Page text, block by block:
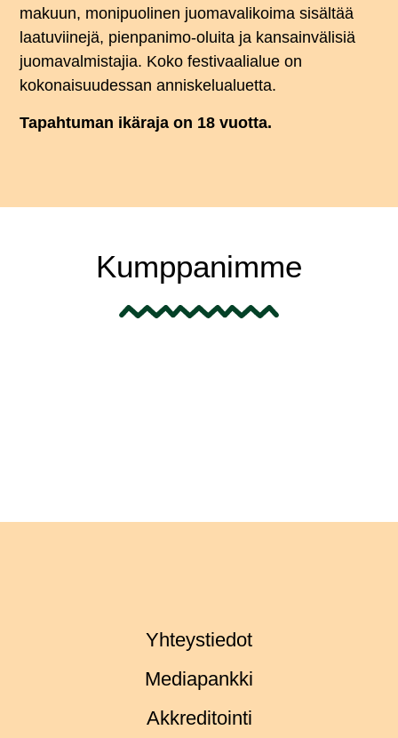
makuun, monipuolinen juomavalikoima sisältää
laatuviinejä, pienpanimo-oluita ja kansainvälisiä
juomavalmistajia. Kokofestivaalialue on
kokonaisuudessan anniskelualuetta.
Tapahtuman ikäraja on 18 vuotta.
Kumppanimme
Yhteystiedot
Mediapankki
Akkreditointi